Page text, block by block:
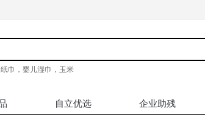
巾，婴儿湿巾，玉米
自立优选 企业助残